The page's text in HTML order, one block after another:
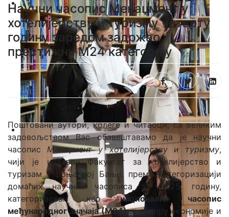
Научни часопис Менаџмент у
хотелијерству и туризму четврту
годину заредом задржао
престижну М24 категорију
Поштовани аутори, колеге и читаоци, са великим
задовољством Вас обавештавамо да је научни
часопис Менаџмент у хотелијерству и туризму,
чији је издавач Факултет за хотелијерство и
туризам у Врњачкој Бањи, према Категоризацији
домаћих научних часописа за 2025. годину,
категоризован каонационални часопис
међународног значаја(М24), у оквиру економије и